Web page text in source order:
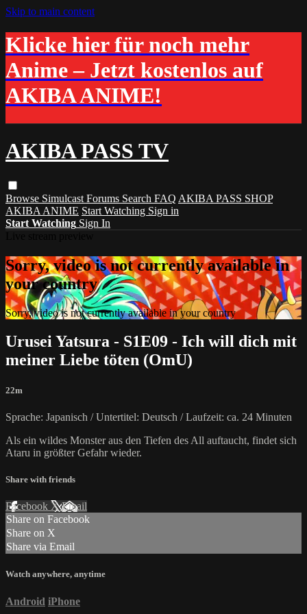
Skip to main content
Klicke hier für noch mehr
Anime – Jetzt kostenlos auf
AKIBA ANIME!
AKIBA PASS TV
Browse Simulcast Forums Search FAQ AKIBA PASS SHOP
AKIBA ANIME Start Watching Sign in
Start Watching Sign In
Sorry, video is not currently available in
your country
Sorry, video is not currently available in your country
Urusei Yatsura - S1E09 - Ich will dich mit
meiner Liebe töten (OmU)
22m
Sprache: Japanisch / Untertitel: Deutsch / Laufzeit: ca. 24 Minuten
Als ein wildes Monster aus den Tiefen des All auftaucht, findet sich
Ataru in größter Gefahr wieder.
Share with friends
Facebook XEmail
Share on Facebook
Share on X
Share via Email
Watch anywhere, anytime
Android iPhone